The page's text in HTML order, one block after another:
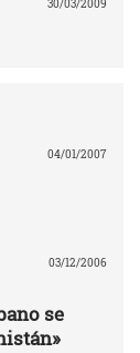
30/03/2009
04/01/2007
03/12/2006
se